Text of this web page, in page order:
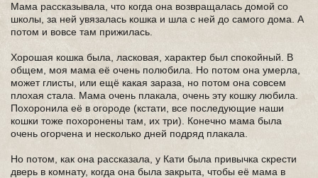
Мама рассказывала, что когда она возвращалась домой со
школы, за ней увязалась кошка и шла с ней до самого дома. А
потом и вовсе там прижилась.
Хорошая кошка была, ласковая, характер был спокойный. В
общем, моя мама её очень полюбила. Но потом она умерла,
может глисты, или ещё какая зараза, но потом она совсем
плохая стала. Мама очень плакала, очень эту кошку любила.
Похоронила её в огороде (кстати, все последующие наши
кошки тоже похоронены там, их три). Конечно мама была
очень огорчена и несколько дней подряд плакала.
Но потом, как она рассказала, у Кати была привычка скрести
дверь в комнату, когда она была закрыта, чтобы её мама в